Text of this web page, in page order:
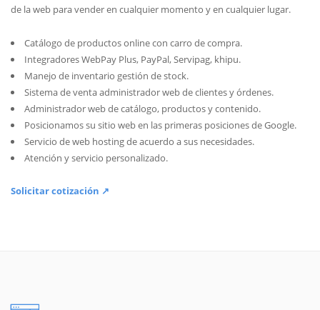
de la web para vender en cualquier momento y en cualquier lugar.
Catálogo de productos online con carro de compra.
Integradores WebPay Plus, PayPal, Servipag, khipu.
Manejo de inventario gestión de stock.
Sistema de venta administrador web de clientes y órdenes.
Administrador web de catálogo, productos y contenido.
Posicionamos su sitio web en las primeras posiciones de Google.
Servicio de web hosting de acuerdo a sus necesidades.
Atención y servicio personalizado.
Solicitar cotización ↗